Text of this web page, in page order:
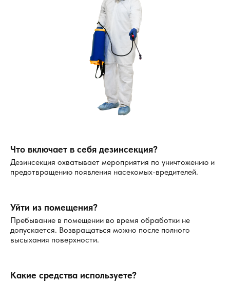
Что включает в себя дезинсекция?
Дезинсекция охватывает мероприятия по уничтожению и
предотвращению появления насекомых-вредителей.
Уйти из помещения?
Пребывание в помещении во время обработки не
допускается. Возвращаться можно после полного
высыхания поверхности.
Какие средства используете?